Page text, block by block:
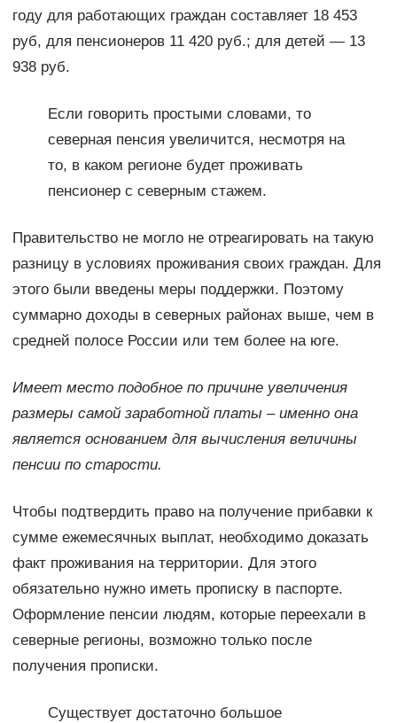
году для работающих граждан составляет 18 453
руб, для пенсионеров 11 420 руб.; для детей — 13
938 руб.
Если говорить простыми словами, то
северная пенсия увеличится, несмотря на
то, в каком регионе будет проживать
пенсионер с северным стажем.
Правительство не могло не отреагировать на такую
разницу в условиях проживания своих граждан. Для
этого были введены меры поддержки. Поэтому
суммарно доходы в северных районах выше, чем в
средней полосе России или тем более на юге.
Имеет место подобное по причине увеличения
размеры самой заработной платы – именно она
является основанием для вычисления величины
пенсии по старости.
Чтобы подтвердить право на получение прибавки к
сумме ежемесячных выплат, необходимо доказать
факт проживания на территории. Для этого
обязательно нужно иметь прописку в паспорте.
Оформление пенсии людям, которые переехали в
северные регионы, возможно только после
получения прописки.
Существует достаточно большое